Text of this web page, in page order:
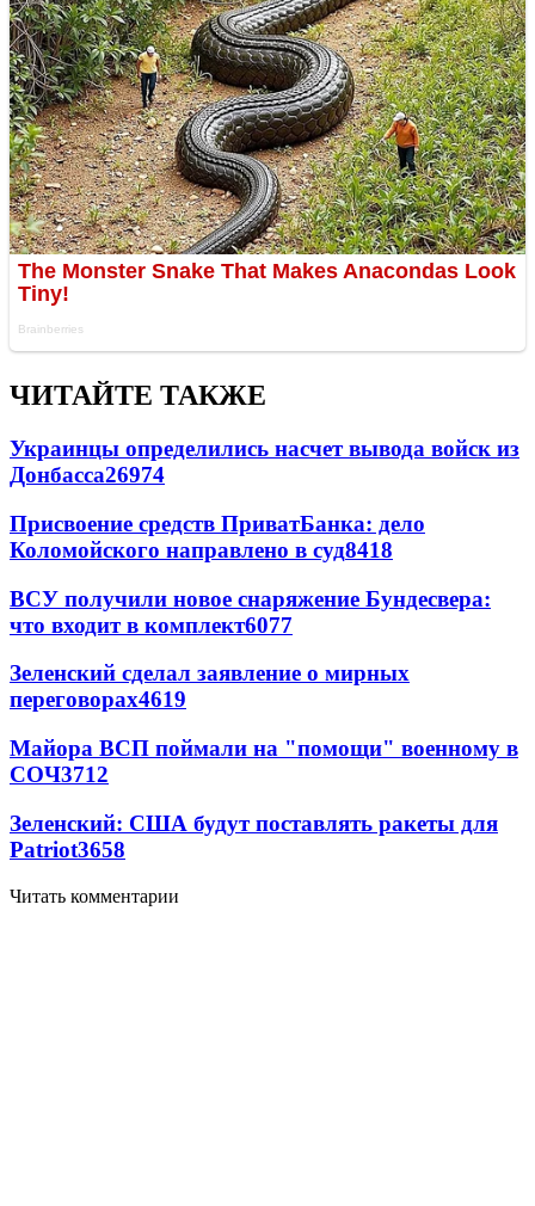
ЧИТАЙТЕ ТАКЖЕ
Украинцы определились насчет вывода войск из
Донбасса26974
Присвоение средств ПриватБанка: дело
Коломойского направлено в суд8418
ВСУ получили новое снаряжение Бундесвера:
что входит в комплект6077
Зеленский сделал заявление о мирных
переговорах4619
Майора ВСП поймали на "помощи" военному в
СОЧ3712
Зеленский: США будут поставлять ракеты для
Patriot3658
Читать комментарии